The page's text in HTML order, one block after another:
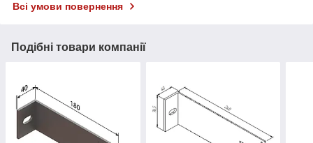
Всі умови повернення
Подібні товари компанії